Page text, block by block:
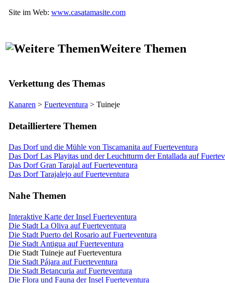
Site im Web: www.casatamasite.com
Weitere Themen
Verkettung des Themas
Kanaren > Fuerteventura > Tuineje
Detailliertere Themen
Das Dorf und die Mühle von Tiscamanita auf Fuerteventura
Das Dorf Las Playitas und der Leuchtturm der Entallada auf
Das Dorf Gran Tarajal auf Fuerteventura
Das Dorf Tarajalejo auf Fuerteventura
Nahe Themen
Interaktive Karte der Insel Fuerteventura
Die Stadt La Oliva auf Fuerteventura
Die Stadt Puerto del Rosario auf Fuerteventura
Die Stadt Antigua auf Fuerteventura
Die Stadt Tuineje auf Fuerteventura
Die Stadt Pájara auf Fuerteventura
Die Stadt Betancuria auf Fuerteventura
Die Flora und Fauna der Insel Fuerteventura